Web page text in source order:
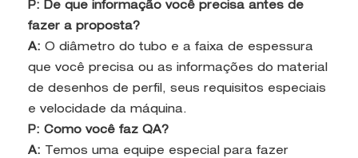
P: De que informação você precisa antes de
fazer a proposta?
A: O diâmetro do tubo e a faixa de espessura
que você precisa ou as informações do material
de desenhos de perfil, seus requisitos especiais
e velocidade da máquina.
P: Como você faz QA?
A:
Temos uma equipe especial para fazer